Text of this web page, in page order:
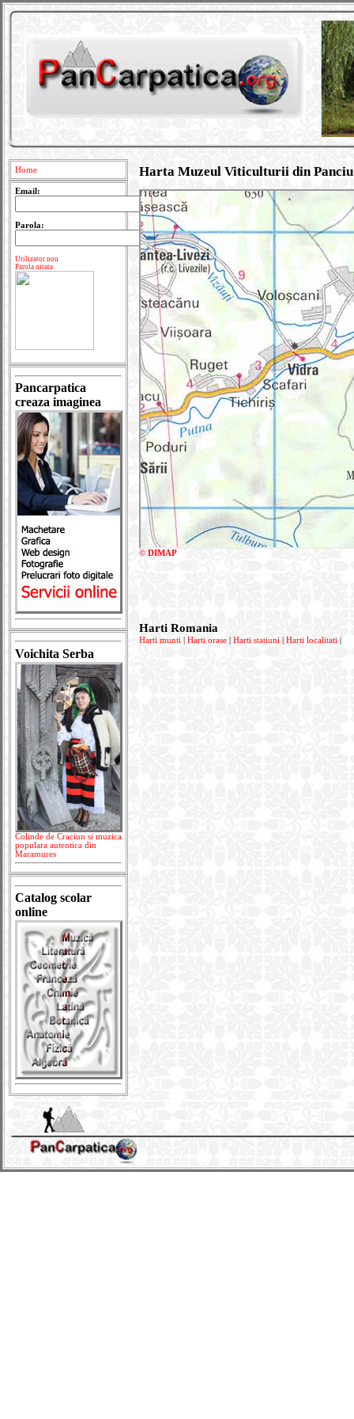
Home
Email:
Parola:
Utilizator nou
Parola uitata
Pancarpatica
creaza imaginea
Voichita Serba
Colinde de Craciun si muzica
populara autentica din
Maramures
Catalog scolar
online
Harta Muzeul Viticulturii din Panciu
© DIMAP
Harti Romania
Harti munti Harti orase Harti statiuni Harti localitati